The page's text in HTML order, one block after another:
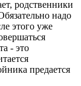
родственники
надо
этого уже
- это
предается